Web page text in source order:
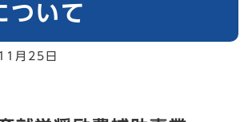
ついて
月25日